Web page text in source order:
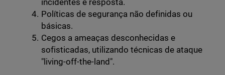
incidentes e resposta.
Políticas de segurança não definidas ou
básicas.
Cegos a ameaças desconhecidas e
sofisticadas, utilizando técnicas de ataque
"living-off-the-land".